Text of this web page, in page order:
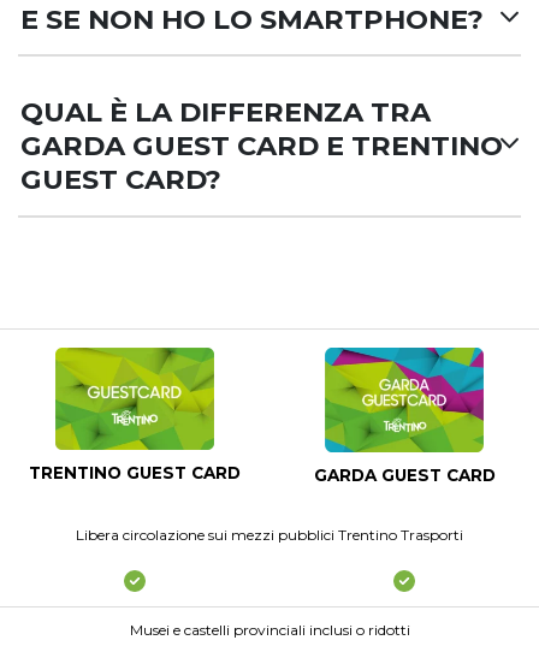
E SE NON HO LO SMARTPHONE?
QUAL È LA DIFFERENZA TRA
GARDA GUEST CARD E TRENTINO
GUEST CARD?
TRENTINO GUEST CARD GARDA GUEST CARD
Libera circolazione sui mezzi pubblici Trentino Trasporti
Musei e castelli provinciali inclusi o ridotti